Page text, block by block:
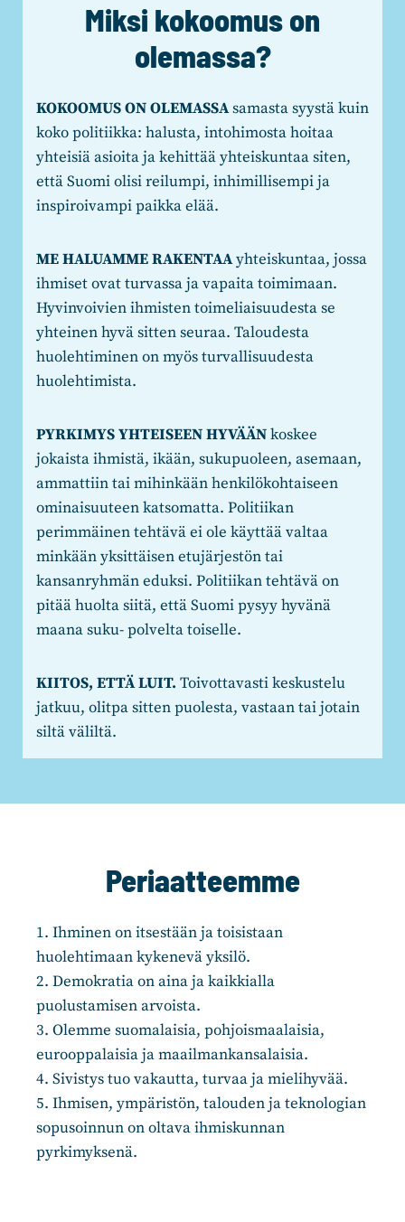
Miksi kokoomus on
olemassa?
KOKOOMUS ON OLEMASSAsamasta syystä kuin
koko politiikka: halusta, intohimosta hoitaa
yhteisiä asioita ja kehittää yhteiskuntaa siten,
että Suomi olisi reilumpi, inhimillisempi ja
inspiroivampi paikka elää.
ME HALUAMME RAKENTAAyhteiskuntaa, jossa
ihmiset ovat turvassa ja vapaita toimimaan.
Hyvinvoivien ihmisten toimeliaisuudesta se
yhteinen hyvä sitten seuraa. Taloudesta
huolehtiminen on myös turvallisuudesta
huolehtimista.
PYRKIMYS YHTEISEEN HYVÄÄNkoskee
jokaista ihmistä, ikään, sukupuoleen, asemaan,
ammattiin tai mihinkään henkilökohtaiseen
ominaisuuteen katsomatta. Politiikan
perimmäinen tehtävä ei ole käyttää valtaa
minkään yksittäisen etujärjestön tai
kansanryhmän eduksi. Politiikan tehtävä on
pitää huolta siitä, että Suomi pysyy hyvänä
maana suku- polvelta toiselle.
KIITOS, ETTÄ LUIT. Toivottavasti keskustelu
jatkuu, olitpa sitten puolesta, vastaan tai jotain
siltä väliltä.
Periaatteemme
1. Ihminen on itsestään ja toisistaan
huolehtimaan kykenevä yksilö.
2. Demokratia on aina ja kaikkialla
puolustamisen arvoista.
3. Olemme suomalaisia, pohjoismaalaisia,
eurooppalaisia ja maailmankansalaisia.
4. Sivistys tuo vakautta, turvaa ja mielihyvää.
5. Ihmisen, ympäristön, talouden ja teknologian
sopusoinnun on oltava ihmiskunnan
pyrkimyksenä.